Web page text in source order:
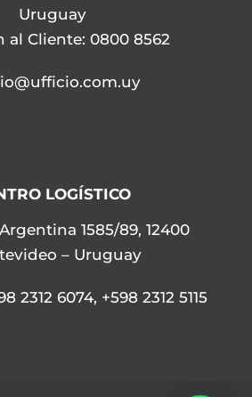
Uruguay
al Cliente: 0800 8562
LOGÍSTICO
1585/89, 12400
– Uruguay
2312 6074, +598 2312 5115